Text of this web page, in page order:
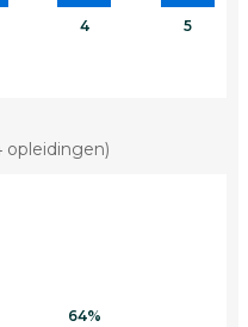
4 5
opleidingen)
64%